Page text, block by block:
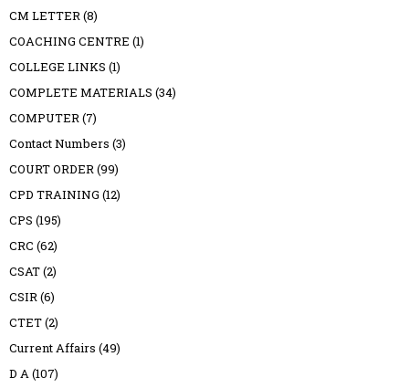
CM LETTER(8)
COACHING CENTRE (1)
COLLEGE LINKS (1)
COMPLETE MATERIALS (34)
COMPUTER(7)
Contact Numbers (3)
COURT ORDER(99)
CPD TRAINING (12)
CPS (195)
CRC (62)
CSAT(2)
CSIR(6)
CTET(2)
Current Affairs (49)
D A(107)